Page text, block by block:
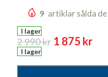
9 artiklar sålda
I lager
2 990kr 1 875 kr
I lager